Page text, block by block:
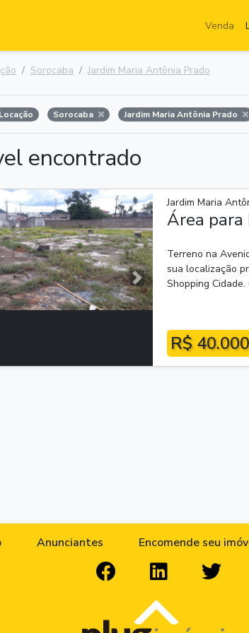
Venda
Sorocaba Jardim Maria Antônia Prado
Locação Sorocaba Jardim Maria Antônia Prado
encontrado
Próxima
Jardim Maria
Área para
Terreno na
sua localização
Shopping Cidade.
R$
Anunciantes Encomende seu